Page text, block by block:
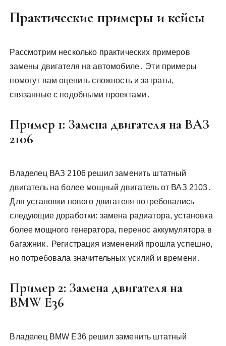
Практические примеры и кейсы
Рассмотрим несколько практических примеров
замены двигателя на автомобиле․ Эти примеры
помогут вам оценить сложность и затраты,
связанные с подобными проектами․
Пример 1: Замена двигателя на ВАЗ
2106
Владелец ВАЗ 2106 решил заменить штатный
двигатель на более мощный двигатель от ВАЗ 2103․
Для установки нового двигателя потребовались
следующие доработки: замена радиатора, установка
более мощного генератора, перенос аккумулятора в
багажник․ Регистрация изменений прошла успешно,
но потребовала значительных усилий и времени․
Пример 2: Замена двигателя на
BMW E36
Владелец BMW E36 решил заменить штатный